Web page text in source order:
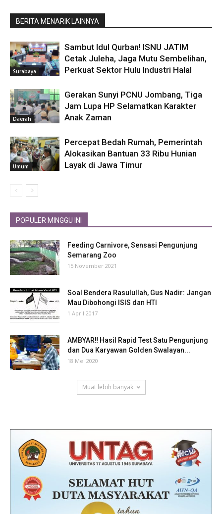
BERITA MENARIK LAINNYA
Surabaya
Sambut Idul Qurban! ISNU JATIM
Cetak Juleha, Jaga Mutu Sembelihan,
Perkuat Sektor Hulu Industri Halal
Daerah
Gerakan Sunyi PCNU Jombang, Tiga
Jam Lupa HP Selamatkan Karakter
Anak Zaman
Umum
Percepat Bedah Rumah, Pemerintah
Alokasikan Bantuan 33 Ribu Hunian
Layak di Jawa Timur
POPULER MINGGU INI
Feeding Carnivore, Sensasi Pengunjung
Semarang Zoo
15 November 2021
Soal Bendera Rasulullah, Gus Nadir: Jangan
Mau Dibohongi ISIS dan HTI
1 April 2017
AMBYAR‼ Hasil Rapid Test Satu Pengunjung
dan Dua Karyawan Golden Swalayan...
18 Mei 2020
Muat lebih banyak